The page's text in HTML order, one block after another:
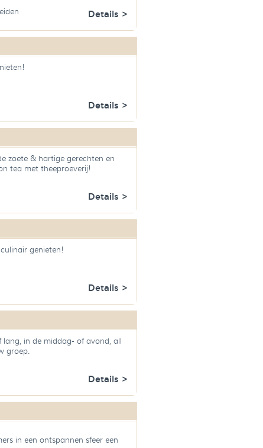
Details >
Details >
zoete & hartige gerechten en
tea met theeproeverij!
Details >
genieten!
Details >
in de middag- of avond, all
groep.
Details >
in een ontspannen sfeer een